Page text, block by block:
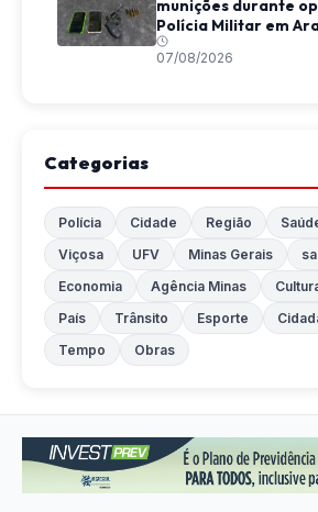
munições durante
Polícia Militar em
07/08/2026
Categorias
Polícia Cidade Região
Viçosa
UFV Minas Gerais
Economia
Agência Minas
País
Trânsito Esporte
Tempo
Obras